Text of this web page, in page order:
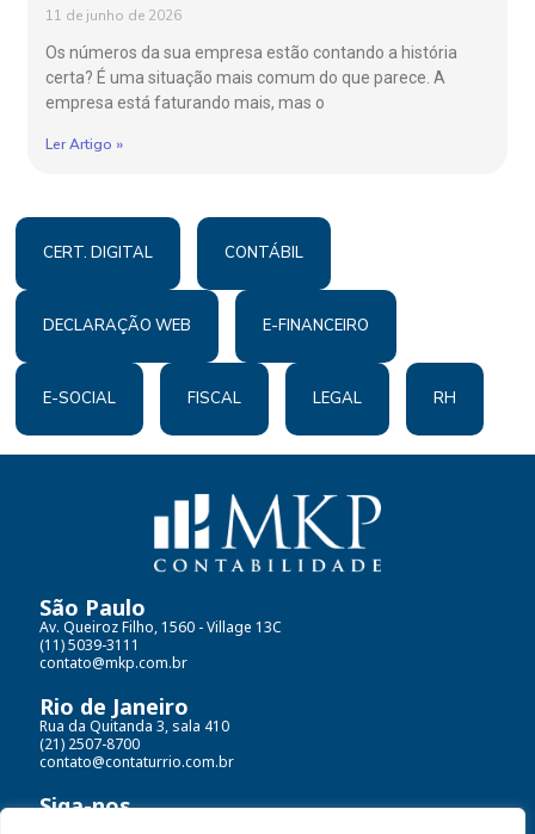
11 de junho de 2026
Os números da sua empresa estão contando a história
certa? É uma situação mais comum do que parece. A
empresa está faturando mais, mas o
Ler Artigo »
CERT. DIGITAL CONTÁBIL
DECLARAÇÃO WEB E-FINANCEIRO
E-SOCIAL FISCAL LEGAL RH
São Paulo
Av. Queiroz Filho, 1560 - Village 13C
(11) 5039-3111
contato@mkp.com.br
Rio de Janeiro
Rua da Quitanda 3, sala 410
(21) 2507-8700
contato@contaturrio.com.br
Siga-nos